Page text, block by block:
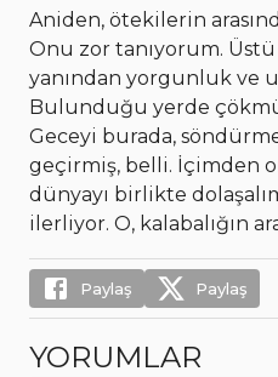
Aniden, ötekilerin
Onu zor tanıyorum. Üstü
yanından yorgunluk ve
Bulunduğu yerde
Geceyi burada,
geçirmiş, belli. İçimden
dünyayı birlikte
ilerliyor. O, kalabalığın
Paylaş Paylaş
YORUMLAR